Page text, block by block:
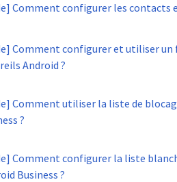
Comment configurer les contacts
Comment configurer et utiliser
Android ?
Comment utiliser la liste de
?
Comment configurer la liste
Business ?